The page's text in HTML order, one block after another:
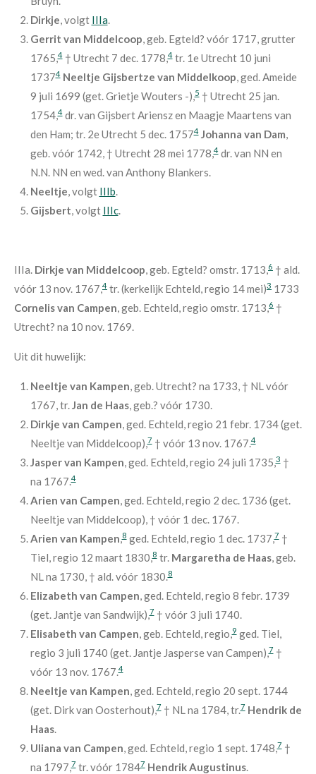
Dirkje, volgt IIIa.
Gerrit van Middelcoop, geb. Egteld? vóór 1717, grutter
1765,4† Utrecht 7 dec. 1778,4tr. 1e Utrecht 10 juni
17374 Neeltje Gijsbertze van Middelkoop, ged. Ameide
9 juli 1699 (get. Grietje Wouters -),5† Utrecht 25 jan.
1754,4dr. van Gijsbert Ariensz en Maagje Maartens van
den Ham; tr. 2e Utrecht 5 dec. 17574 Johanna van Dam,
geb. vóór 1742, † Utrecht 28 mei 1778,4dr. van NN en
N.N. NN en wed. van Anthony Blankers.
Neeltje, volgt IIIb.
Gijsbert, volgt IIIc.
IIIa. Dirkje van Middelcoop, geb. Egteld? omstr. 1713,6 † ald.
vóór 13 nov. 1767,4 tr. (kerkelijk Echteld, regio 14 mei)3 1733
Cornelis van Campen, geb. Echteld, regio omstr. 1713,6 †
Utrecht? na 10 nov. 1769.
Uit dit huwelijk:
Neeltje van Kampen, geb. Utrecht? na 1733, † NL vóór
1767, tr.Jan de Haas, geb.? vóór 1730.
Dirkje van Campen, ged. Echteld, regio 21 febr. 1734 (get.
Neeltje van Middelcoop),7† vóór 13 nov. 1767.4
Jasper van Kampen, ged. Echteld, regio 24 juli 1735,3†
na 1767.4
Arien van Campen, ged. Echteld, regio 2 dec. 1736 (get.
Neeltje van Middelcoop), † vóór 1 dec. 1767.
Arien van Kampen,8ged. Echteld, regio 1 dec. 1737,7†
Tiel, regio 12 maart 1830,8tr. Margaretha de Haas, geb.
NL na 1730, † ald. vóór 1830.8
Elizabeth van Campen, ged. Echteld, regio 8 febr. 1739
(get. Jantje van Sandwijk),7† vóór 3 juli 1740.
Elisabeth van Campen, geb. Echteld, regio,9ged. Tiel,
regio 3 juli 1740 (get. Jantje Jasperse van Campen),7†
vóór 13 nov. 1767.4
Neeltje van Kampen, ged. Echteld, regio 20 sept. 1744
(get. Dirk van Oosterhout),7† NL na 1784, tr.7 Hendrik de
Haas.
Uliana van Campen, ged. Echteld, regio 1 sept. 1748,7†
na 1797,7tr. vóór 17847 Hendrik Augustinus.